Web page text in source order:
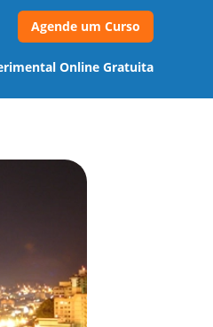
Online Gratuita
Agende um Curso